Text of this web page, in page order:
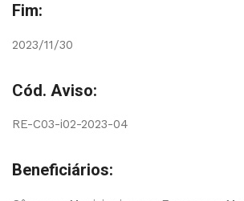
Fim:
2023/11/30
Cód. Aviso:
RE-C03-i02-2023-04
Beneficiários: